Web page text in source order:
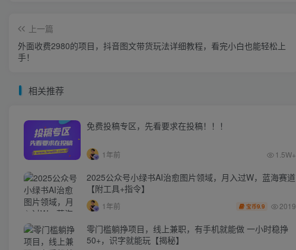
上一篇
外面收费2980的项目，抖音图文带货玩法详细教程，看完小白也能轻松上
手！
相关推荐
免费投稿专区，先看要求在投稿！！！
1年前 1.5W+
2025公众号小绿书AI治愈图片领域，月入过W，蓝海赛道
【附工具+指令】
1年前 宝币9.9 2019
零门槛躺挣项目，线上兼职，有手机就能做 一小时稳挣
50+，识字就能玩【揭秘】